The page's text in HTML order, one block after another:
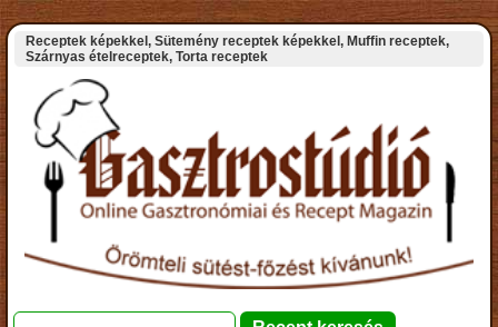
Receptek képekkel, Sütemény receptek képekkel, Muffin receptek,
Szárnyas ételreceptek, Torta receptek